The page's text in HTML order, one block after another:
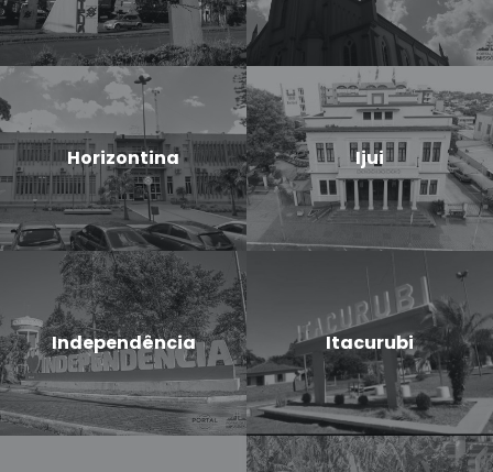
Horizontina Ijui
Independência Itacurubi